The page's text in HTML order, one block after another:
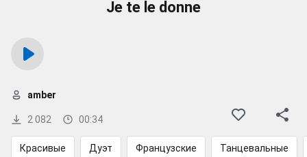
Je te le donne
2 082 00:34
amber
Красивые Дуэт Французские Танцевальные